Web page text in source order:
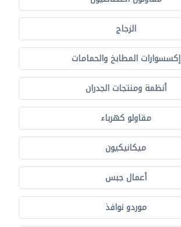
الزجاج
إكسسوارات المطابخ والحمامات
أنظمة ومنتجات الجدران
مقاولو كهرباء
ميكانيكيون
أعمال جبس
موردو نوافذ